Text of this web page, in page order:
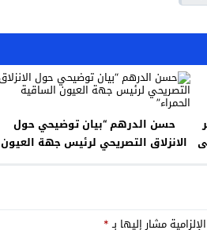
عبر
حسن الدرهم “بيان توضيحي حول
الانزلاق التصريحي لرئيس جهة العيون
مشار إليها بـ*